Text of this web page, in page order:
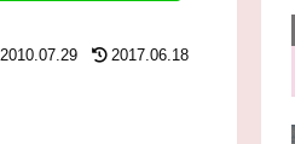
2010.07.29 2017.06.18